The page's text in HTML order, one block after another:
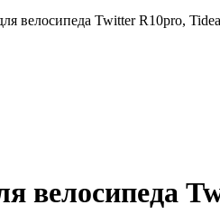
велосипеда Twitter R10pro,
велосипеда